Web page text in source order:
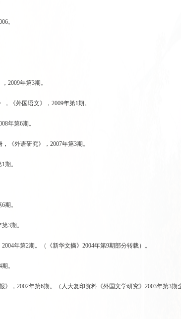
。
2009年第3期。
《外国语文》，2009年第1期。
年第6期。
《外语研究》，2007年第3期。
期。
期。
3期。
年第2期。（《新华文摘》2004年第9期部分转载）。
。
，2002年第6期。（人大复印资料《外国文学研究》2003年第3期